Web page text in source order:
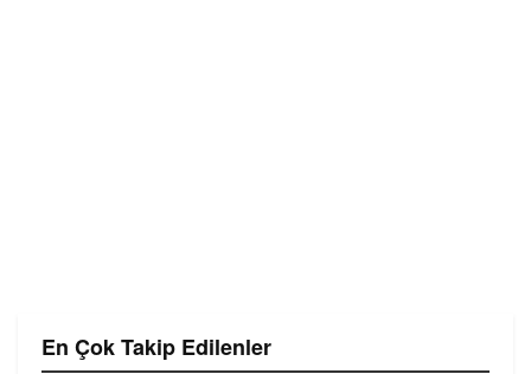
En Çok Takip Edilenler